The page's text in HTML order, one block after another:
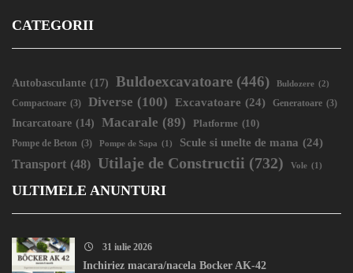
CATEGORII
Autobasculante (17) Buldoexcavatoare (446) Buldozere (2)
Compactoare (3) Diverse (100) Excavatoare (24) Generatoare (3)
Incarcatoare (14) Macarale (89) Platforme (10)
Pompe de Beton (3) Pompe de Sapa (1) Scule si unelte de mana (24)
Transport (48) Utilaje de Constructii (732) Vole (1)
ULTIMELE ANUNTURI
31 iulie 2026
Inchiriez macara/nacela Bocker AK-42